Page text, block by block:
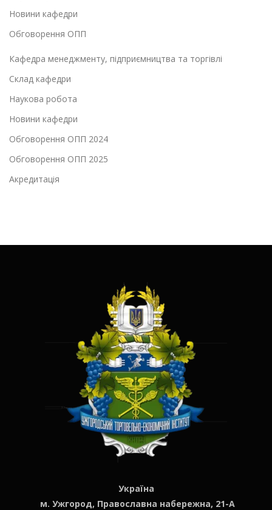
Новини кафедри
Обговорення ОПП
Кафедра менеджменту, підприємництва та торгівлі
Склад кафедри
Наукова робота
Новини кафедри
Обговорення ОПП 2024
Обговорення ОПП 2025
Акредитація
Україна
м. Ужгород, Православна набережна, 21-А